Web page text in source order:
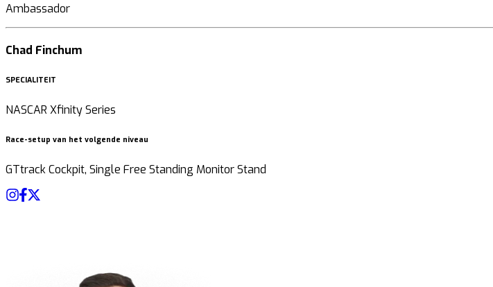
Ambassador
Chad Finchum
SPECIALITEIT
NASCAR Xfinity Series
Race-setup van het volgende niveau
GTtrack Cockpit, Single Free Standing Monitor Stand